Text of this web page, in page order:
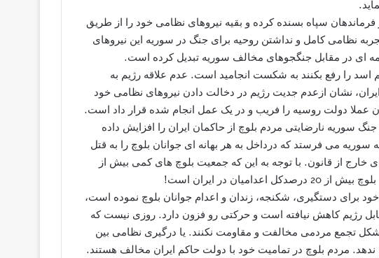
سپاه بسنده کرده و بقیه نیروهای نظامی خود را از طریق
نظامی کامل و نداشتن روحیه برای جنگ در سوریه این نیروهای
اى در مقابل جنگجوهای مخالف سوریه تبدیل کرده است.
اسد را رفع بکنند به شکست انجامید است. عدم علاقه رژیم به
نشان ازعدم جدیت رژیم در دخالت دادن نیروهای نظامی خود
عملا دولت روسیه را فریب و در یک عمل انجام شده قرار داد است.
سوریه نارضايتى مردم بلوچ از حاکمان ایران را افزایش داده
سوریه می فرستد که درداخل به هر بهانه اى جوانان بلوچ را به قتل
خارج از قانون. با توجه به این که جمعیت بلوچ های کمی بیش از
در ايران است!
براى دستگيرى، شکنجه، زندان و اعدام جوانان بلوچ نموده است،
رژیم کاھش نيافته است و حرکتى رو فزون دارد. روزی نیست که
شکل تجمع مردمی مخالفت و مقاومت نکنند. یا درگیری نظامی بین
مردم بلوچ در تمامیت خود با دولت حاکم ایران مخالف هستند.